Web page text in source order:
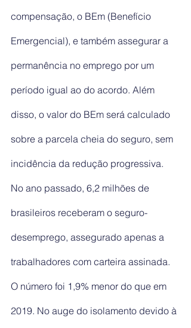
compensação, o BEm (Benefício
Emergencial), e também assegurar a
permanência no emprego por um
período igual ao do acordo. Além
disso, o valor do BEm será calculado
sobre a parcela cheia do seguro, sem
incidência da redução progressiva.
No ano passado, 6,2 milhões de
brasileiros receberam o seguro-
desemprego, assegurado apenas a
trabalhadores com carteira assinada.
O número foi 1,9% menor do que em
2019. No auge do isolamento devido à